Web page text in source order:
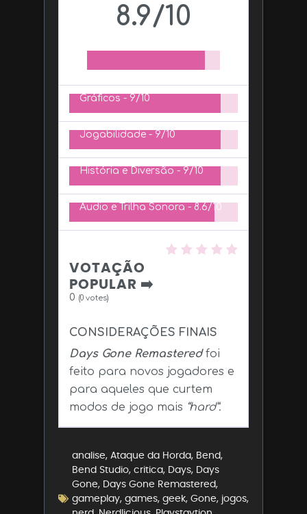
8.9/10
Gráficos - 9/10
Jogabilidade - 9/10
História e Diversão - 9/10
Áudio e Trilha Sonora - 8.6/10
VOTAÇÃO
POPULAR ➡️
0 (0 votes)
CONSIDERAÇÕES FINAIS
Days Gone Remasteredfoi
feito para novos jogadores e
para aqueles que curtem
modos de jogo mais “hard”.
analise, Ataque da Horda, Bend,
Bend Studio, critica, Days, Days
Gone, Days Gone Remastered,
gameplay, games, geek, Gone, jogos,